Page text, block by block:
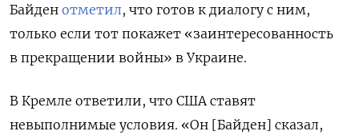
Байден отметил, что готов к диалогу с ним,
только если тот покажет «заинтересованность
в прекращении войны» в Украине.
В Кремле ответили, что США ставят
невыполнимые условия. «Он [Байден] сказал,